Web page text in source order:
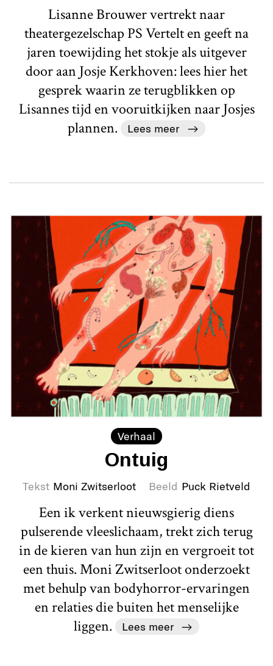
Lisanne Brouwer vertrekt naar
theatergezelschap PS Vertelt en geeft na
jaren toewijding het stokje als uitgever
door aan Josje Kerkhoven: lees hier het
gesprek waarin ze terugblikken op
Lisannes tijd en vooruitkijken naar Josjes
plannen.
Lees meer
Verhaal
Ontuig
Tekst Moni Zwitserloot Beeld Puck Rietveld
Een ik verkent nieuwsgierig diens
pulserende vleeslichaam, trekt zich terug
in de kieren van hun zijn en vergroeit tot
een thuis. Moni Zwitserloot onderzoekt
met behulp van bodyhorror-ervaringen
en relaties die buiten het menselijke
liggen.
Lees meer